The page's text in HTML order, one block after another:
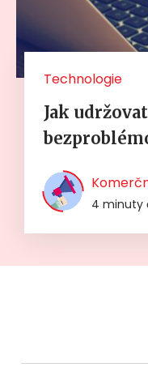
Technologie
Jak
4 minuty